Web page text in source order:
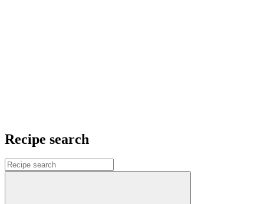
Recipe search